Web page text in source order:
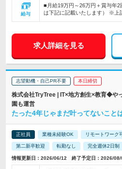
給与
■月給19万円～26万円＋賞与年
は下記に記載いたします） ※上
求人詳細を見る
志望動機・自己PR不要 本日締切
株式会社TryTree | IT×地方創生×教育◆や
園も運営
たった4年じゃまだ叶ってないこと
正社員 業種未経験OK リモートワーク
第二新卒歓迎 転勤なし 完全週休2日制
情報更新日：2026/06/12 終了予定日：2026/08/